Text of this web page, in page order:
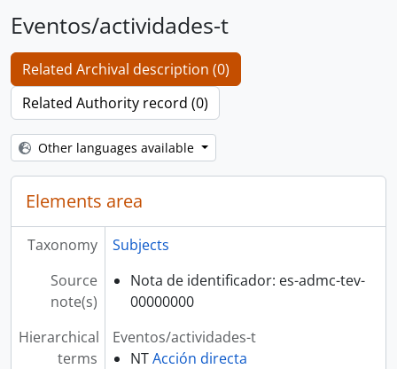
Eventos/actividades-t
Related Archival description (0)
Related Authority record (0)
Other languages available
Elements area
Taxonomy
Subjects
Source
note(s)
Nota de identificador: es-admc-tev-
00000000
Hierarchical
terms
Eventos/actividades-t
NTAcción directa